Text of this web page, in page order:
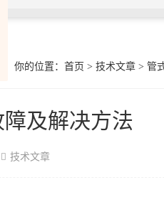
你的位置： 首页 > 技术文章> 管
及解决方法
技术文章